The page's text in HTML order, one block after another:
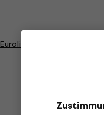
Eurolite Licht